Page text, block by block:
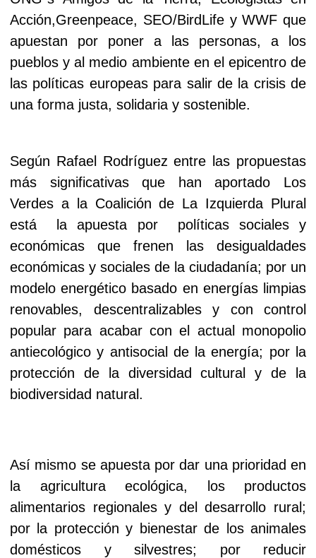
Acción,Greenpeace, SEO/BirdLife y WWF que
apuestan por poner a las personas, a los
pueblos y al medio ambiente en el epicentro de
las políticas europeas para salir de la crisis de
una forma justa, solidaria y sostenible.
Según Rafael Rodríguez entre las propuestas
más significativas que han aportado Los
Verdes a la Coalición de La Izquierda Plural
está la apuesta por políticas sociales y
económicas que frenen las desigualdades
económicas y sociales de la ciudadanía; por un
modelo energético basado en energías limpias
renovables, descentralizables y con control
popular para acabar con el actual monopolio
antiecológico y antisocial de la energía; por la
protección de la diversidad cultural y de la
biodiversidad natural.
Así mismo se apuesta por dar una prioridad en
la agricultura ecológica, los productos
alimentarios regionales y del desarrollo rural;
por la protección y bienestar de los animales
domésticos y silvestres; por reducir